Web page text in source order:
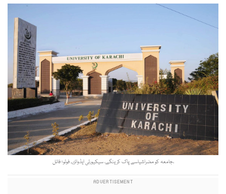
،جامعہ کو مضراشیاسے پاک کرینگے، سیکیورٹی ایڈوائزر۔ فوٹو؛ فائل